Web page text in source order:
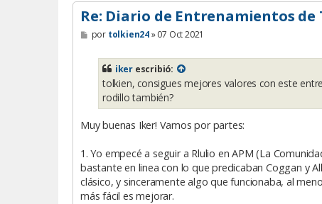
Re: Diario de Entrenamientos de
M
e
por tolkien24»07 Oct 2021
iker escribió:
tolkien, consigues mejores valores con este
rodillo también?
Muy buenas Iker! Vamos por partes:
1. Yo empecé a seguir a Rlulio en APM (La
bastante en linea con lo que predicaban Coggan y
clásico, y sinceramente algo que funcionaba, al
más fácil es mejorar.